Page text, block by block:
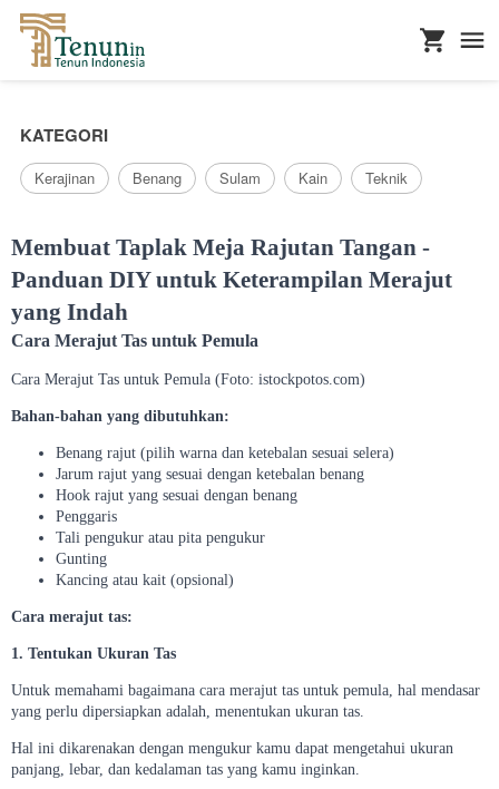
KATEGORI
Kerajinan Benang Sulam Kain Teknik
Membuat Taplak Meja Rajutan Tangan -
Panduan DIY untuk Keterampilan Merajut
yang Indah
Cara Merajut Tas untuk Pemula
Cara Merajut Tas untuk Pemula (Foto: istockpotos.com)
Bahan-bahan yang dibutuhkan:
Benang rajut (pilih warna dan ketebalan sesuai selera)
Jarum rajut yang sesuai dengan ketebalan benang
Hook rajut yang sesuai dengan benang
Penggaris
Tali pengukur atau pita pengukur
Gunting
Kancing atau kait (opsional)
Cara merajut tas:
1. Tentukan Ukuran Tas
Untuk memahami bagaimana cara merajut tas untuk pemula, hal mendasar
yang perlu dipersiapkan adalah, menentukan ukuran tas.
Hal ini dikarenakan dengan mengukur kamu dapat mengetahui ukuran
panjang, lebar, dan kedalaman tas yang kamu inginkan.